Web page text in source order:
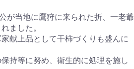
が当地に鷹狩に来られた折、一老爺
ました。
献上品として干柿づくりも盛んに
持等に努め、衛生的に処理を施し